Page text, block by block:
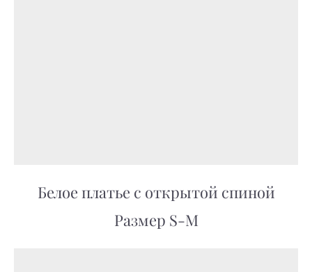
Белое платье с открытой спиной
Размер S-M